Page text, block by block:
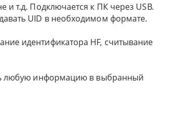
и т.д. Подключается к ПК через USB.
UID в необходимом формате.
идентификатора HF, считывание
любую информацию в выбранный